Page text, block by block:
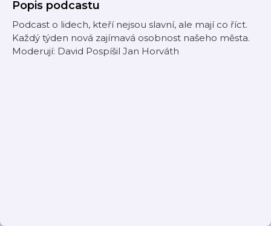
Popis podcastu
Podcast o lidech, kteří nejsou slavní, ale mají co říct.
Každý týden nová zajímavá osobnost našeho města.
Moderují: David Pospíšil Jan Horváth